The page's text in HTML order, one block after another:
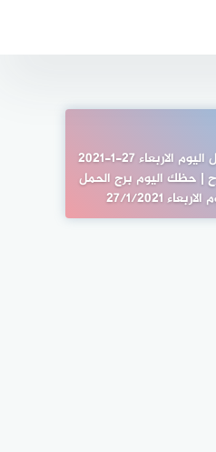
برج الحمل اليوم الاربعاء 27-1-2021
| حظك اليوم برج الحمل
27/1/2021